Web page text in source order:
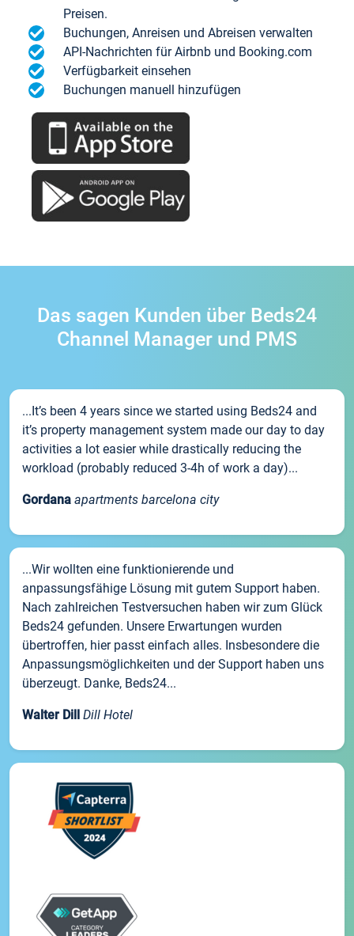
Preisen.
Buchungen, Anreisen und Abreisen verwalten
API-Nachrichten für Airbnb und Booking.com
Verfügbarkeit einsehen
Buchungen manuell hinzufügen
Das sagen Kunden über Beds24
Channel Manager und PMS
...It’s been 4 years since we started using Beds24 and
it’s property management system made our day to day
activities a lot easier while drastically reducing the
workload (probably reduced 3-4h of work a day)...
Gordana apartments barcelona city
...Wir wollten eine funktionierende und
anpassungsfähige Lösung mit gutem Support haben.
Nach zahlreichen Testversuchen haben wir zum Glück
Beds24 gefunden. Unsere Erwartungen wurden
übertroffen, hier passt einfach alles. Insbesondere die
Anpassungsmöglichkeiten und der Support haben uns
überzeugt. Danke, Beds24...
Walter Dill Dill Hotel